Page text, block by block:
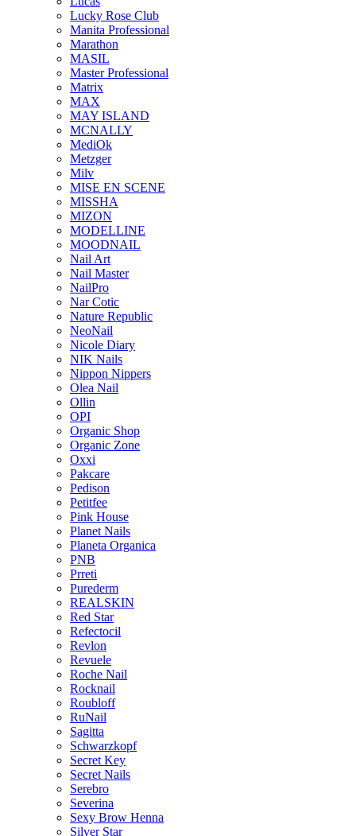
Lucky Rose Club
Manita Professional
Marathon
MASIL
Master Professional
Matrix
MAX
MAY ISLAND
MCNALLY
MediOk
Metzger
Milv
MISE EN SCENE
MISSHA
MIZON
MODELLINE
MOODNAIL
Nail Art
Nail Master
NailPro
Nar Cotic
Nature Republic
NeoNail
Nicole Diary
NIK Nails
Nippon Nippers
Olea Nail
Ollin
OPI
Organic Shop
Organic Zone
Oxxi
Pakcare
Pedison
Petitfee
Pink House
Planet Nails
Planeta Organica
PNB
Prreti
Purederm
REALSKIN
Red Star
Refectocil
Revlon
Revuele
Roche Nail
Rocknail
Roubloff
RuNail
Sagitta
Schwarzkopf
Secret Key
Secret Nails
Serebro
Severina
Sexy Brow Henna
Silver Star